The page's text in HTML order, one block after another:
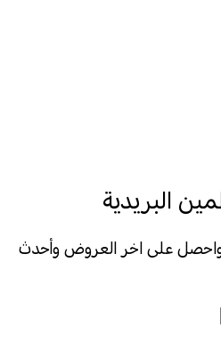
البريدية
واحصل على اخر العروض وأحدث